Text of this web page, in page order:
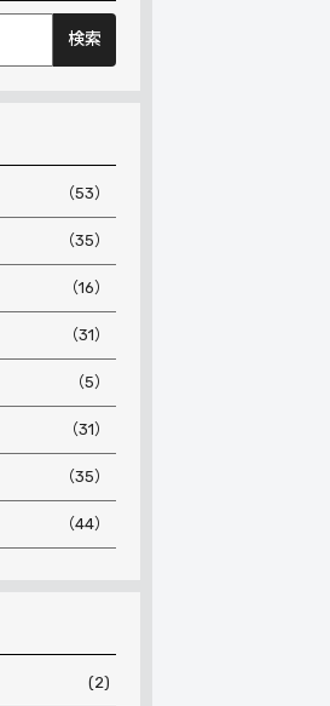
（53）
（35）
（16）
（31）
（5）
（31）
（35）
（44）
(2)